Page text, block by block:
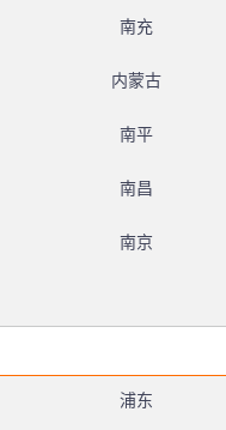
南充
内蒙古
南平
南昌
南京
浦东